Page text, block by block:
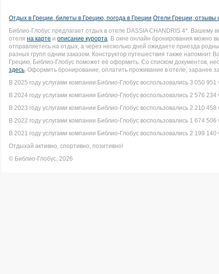
Отдых в Греции, билеты в Грецию, погода в Греции Отели Греции, отзывы
Библио-Глобус предлагает отдых в отеле DASSIA CHANDRIS 4*.
отеля на карте и описание курорта. В окне онлайн бронирования можно
отправляетесь на отдых, а через несколько дней ожидаете приезда
разных групп одним заказом. Конструктор путешествия также напомнит
Грецию, Библио-Глобус поможет её оформить. Со списком документов,
здесь. Оформить бронирование, оплатить проживание в отеле, заранее
В 2025 году услугами компании Библио-Глобус воспользовались 3 050 951
В 2024 году услугами компании Библио-Глобус воспользовались 2 576 234
В 2023 году услугами компании Библио-Глобус воспользовались 2 210 458
В 2022 году услугами компании Библио-Глобус воспользовались 1 674 506
В 2021 году услугами компании Библио-Глобус воспользовались 2 199 140
Отдыхай активно, спортивно, позитивно!
© Библио-Глобус, 2026